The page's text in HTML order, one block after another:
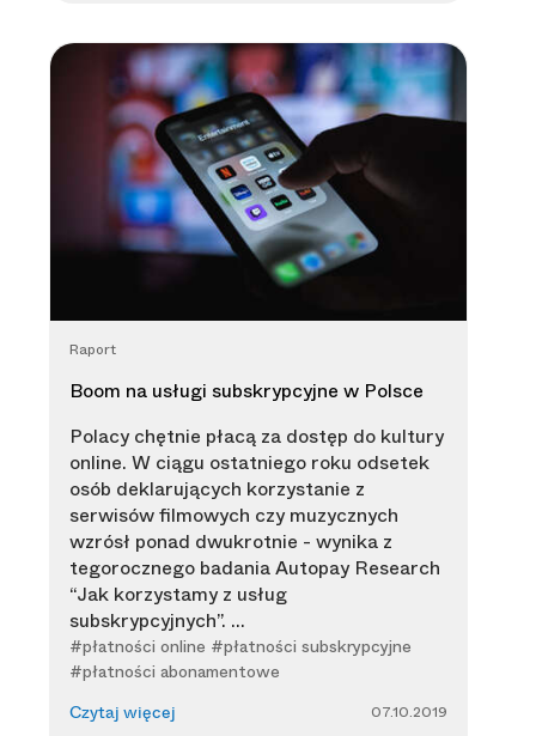
Raport
Boom na usługi subskrypcyjne w Polsce
Polacy chętnie płacą za dostęp do kultury
online. W ciągu ostatniego roku odsetek
osób deklarujących korzystanie z
serwisów filmowych czy muzycznych
wzrósł ponad dwukrotnie - wynika z
tegorocznego badania Autopay Research
“Jak korzystamy z usług
subskrypcyjnych”. ...
#płatności online #płatności subskrypcyjne
#płatności abonamentowe
Czytaj więcej 07.10.2019